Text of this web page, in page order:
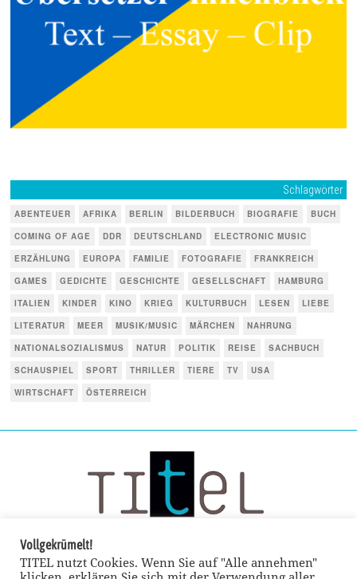
Schlagwörter
ABENTEUER AFRIKA BERLIN BILDERBUCH BIOGRAFIE
BUCH
COMING OF AGE
DDR DEUTSCHLAND
ELECTRONIC MUSIC
ERZÄHLUNG
EUROPA FAMILIE FOTOGRAFIE
FRANKREICH
GAMES
GEDICHTE GESCHICHTE GESELLSCHAFT
HAMBURG
ITALIEN
KINDER KINO KRIEG KULTURBUCH LESEN
LIEBE
LITERATUR
MEER MUSIK/MUSIC MÄRCHEN
NAHRUNG
NATIONALSOZIALISMUS
NATUR POLITIK REISE
SACHBUCH
SCHAUSPIEL
SPORT THRILLER TIERE TV
USA
WIRTSCHAFT
ÖSTERREICH
Vollgekrümelt!
TITEL nutzt Cookies. Wenn Sie auf "Alle annehmen"